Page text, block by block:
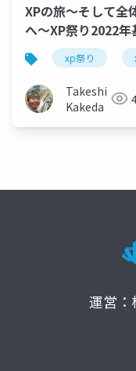
XPの旅〜そして全
へ〜XP祭り2022年
講演
xp祭り
Takeshi
Kakeda
運営：